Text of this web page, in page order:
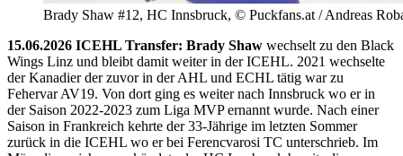
Brady Shaw #12, HC Innsbruck, © Puckfans.at / Andreas
15.06.2026 ICEHL Transfer: Brady Shaw wechselt zu den Black
Wings Linz und bleibt damit weiter in der ICEHL. 2021 wechselte
der Kanadier der zuvor in der AHL und ECHL tätig war zu
Fehervar AV19. Von dort ging es weiter nach Innsbruck wo er in
der Saison 2022-2023 zum Liga MVP ernannt wurde. Nach einer
Saison in Frankreich kehrte der 33-Jährige im letzten Sommer
zurück in die ICEHL wo er bei Ferencvarosi TC unterschrieb. Im